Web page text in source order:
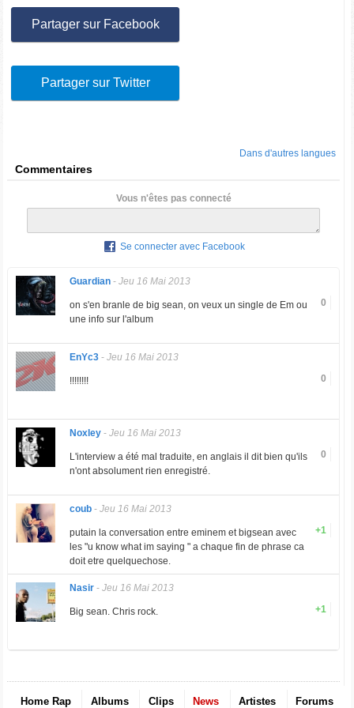
Partager sur Facebook
Partager sur Twitter
Dans d'autres langues
Commentaires
Vous n'êtes pas connecté
Se connecter avec Facebook
Guardian- Jeu 16 Mai 2013
0
on s'en branle de big sean, on veux un single de Em ou
une info sur l'album
EnYc3- Jeu 16 Mai 2013
0
!!!!!!!!
Noxley- Jeu 16 Mai 2013
0
L'interview a été mal traduite, en anglais il dit bien qu'ils
n'ont absolument rien enregistré.
coub- Jeu 16 Mai 2013
+1
putain la conversation entre eminem et bigsean avec
les "u know what im saying " a chaque fin de phrase ca
doit etre quelquechose.
Nasir- Jeu 16 Mai 2013
+1
Big sean. Chris rock.
Home Rap Albums Clips News Artistes Forums